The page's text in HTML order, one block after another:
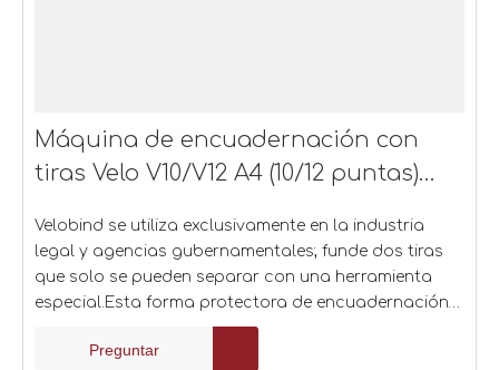
Máquina de encuadernación con
tiras Velo V10/V12 A4 (10/12 puntas)
Velobind se utiliza exclusivamente en la industria
legal y agencias gubernamentales; funde dos tiras
que solo se pueden separar con una herramienta
especial.Esta forma protectora de encuadernación
significa que es ideal para organizaciones que
necesitan un sistema de seguridad a prueba de
Preguntar